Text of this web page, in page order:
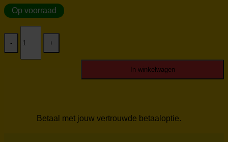
Op voorraad
glas
afgeschuind
slank
In winkelwagen
Betaal met jouw vertrouwde betaaloptie.